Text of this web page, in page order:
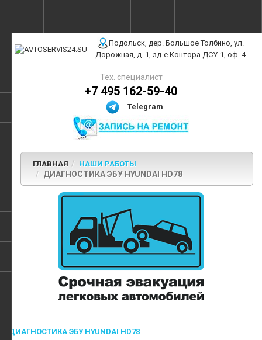
Подольск, дер. Большое Толбино, ул.
Дорожная, д. 1, зд-е Контора ДСУ-1, оф. 4
Тех. специалист
+7 495 162-59-40
Telegram
ГЛАВНАЯ НАШИ РАБОТЫ
ДИАГНОСТИКА ЭБУ HYUNDAI HD78
ДИАГНОСТИКА ЭБУ HYUNDAI HD78